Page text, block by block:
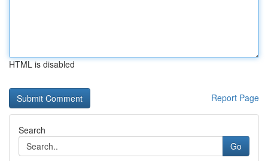
HTML is disabled
Report Page
Search
Go